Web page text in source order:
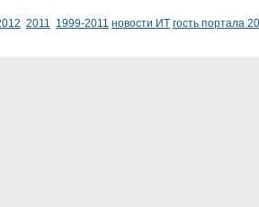
2011 1999-2011 новости ИТ гость портала